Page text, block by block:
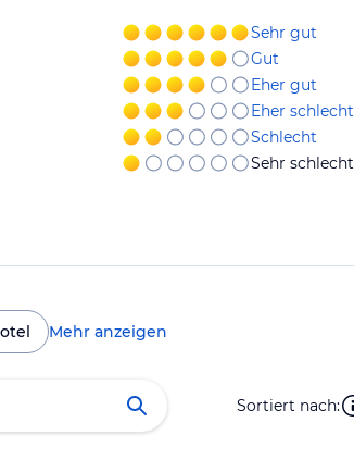
Sehr gut
Gut
Eher gut
Eher schlecht
Schlecht
Sehr schlecht
Mehr anzeigen
Sortiert nach: